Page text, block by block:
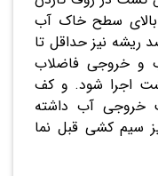
بالای سطح خاک آب
ریشه نیز حداقل تا
و خروجی فاضلاب
اجرا شود. و کف
آب داشته
سیم کشی قبل نما